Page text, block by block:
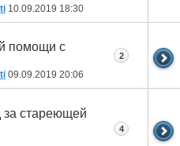
10.09.2019 18:30
помощи с
09.09.2019 20:06
2
за стареющей
4